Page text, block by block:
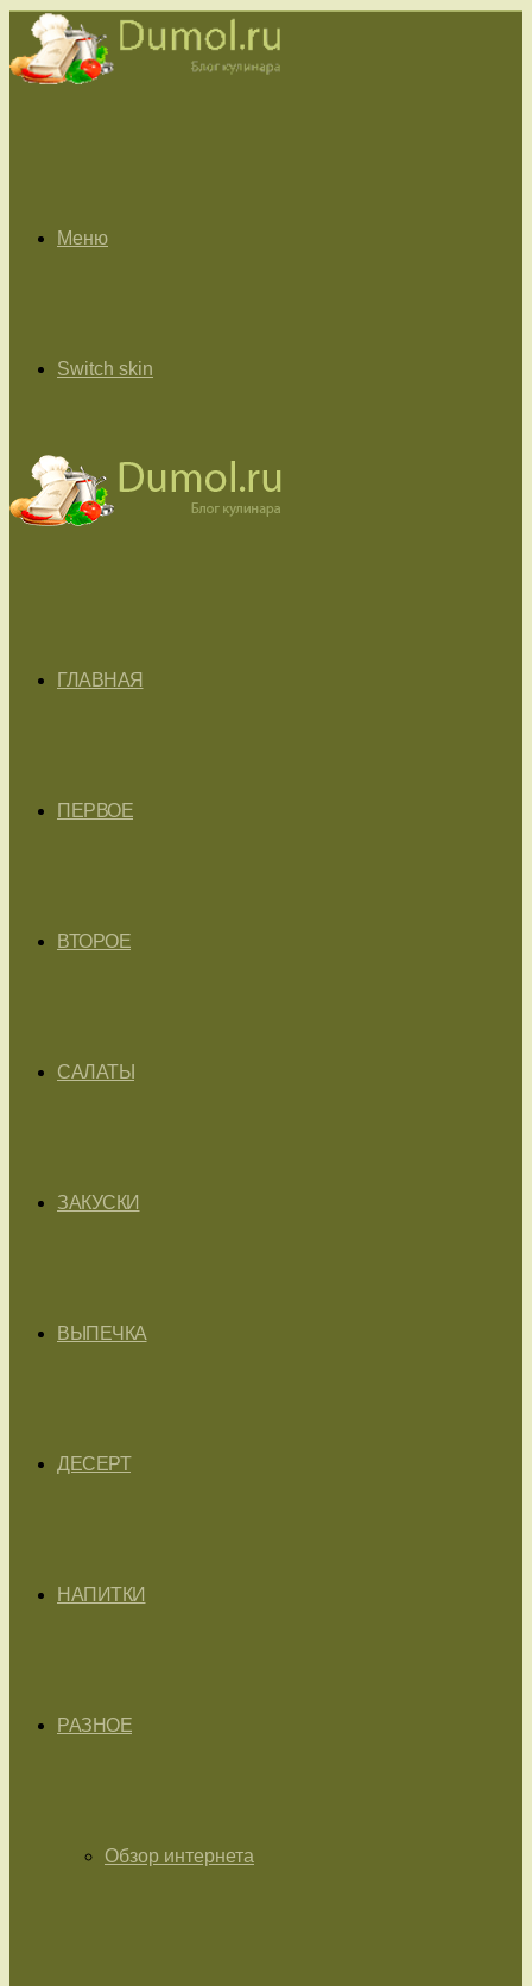
Меню
Switch skin
ГЛАВНАЯ
ПЕРВОЕ
ВТОРОЕ
САЛАТЫ
ЗАКУСКИ
ВЫПЕЧКА
ДЕСЕРТ
НАПИТКИ
РАЗНОЕ
Обзор интернета